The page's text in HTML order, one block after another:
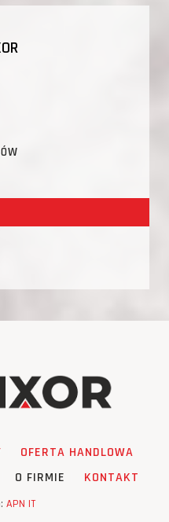
OFERTA HANDLOWA
O FIRMIE KONTAKT
APN IT